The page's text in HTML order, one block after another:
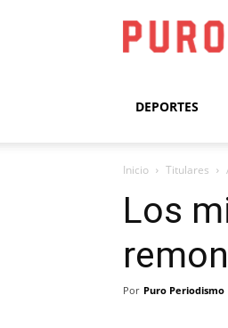
DEPORTES
Inicio Titulares
Los
Por Puro Periodismo